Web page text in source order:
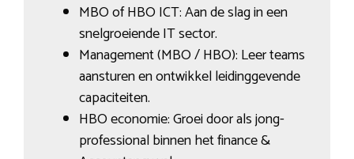
MBO of HBO ICT: Aan de slag in een
snelgroeiende IT sector.
Management (MBO / HBO): Leer teams
aansturen en ontwikkel leidinggevende
capaciteiten.
HBO economie: Groei door als jong-
professional binnen het finance &